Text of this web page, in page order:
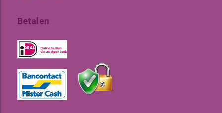
Betalen